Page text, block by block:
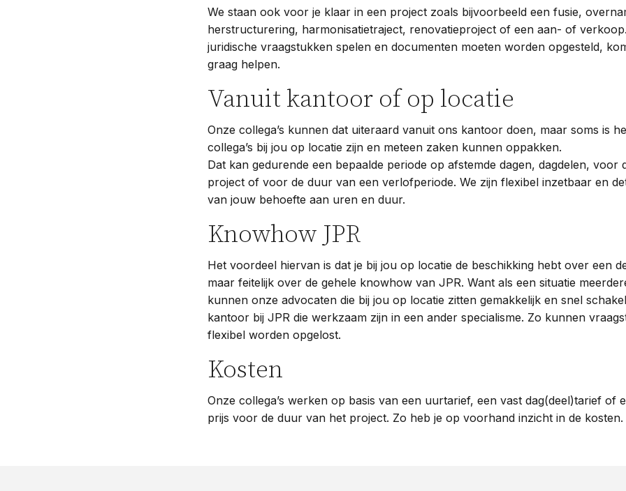
We staan ook voor je klaar in een project zoals bijvoorbeeld een fusie,
herstructurering, harmonisatietraject, renovatieproject of een aan- of
juridische vraagstukken spelen en documenten moeten worden opgesteld,
graag helpen.
Vanuit kantoor of op locatie
Onze collega’s kunnen dat uiteraard vanuit ons kantoor doen, maar soms is
collega’s bij jou op locatie zijn en meteen zaken kunnen oppakken.
Dat kan gedurende een bepaalde periode op afstemde dagen, dagdelen, voor
project of voor de duur van een verlofperiode. We zijn flexibel inzetbaar en
van jouw behoefte aan uren en duur.
Knowhow JPR
Het voordeel hiervan is dat je bij jou op locatie de beschikking hebt over een
maar feitelijk over de gehele knowhow van JPR. Want als een situatie
kunnen onze advocaten die bij jou op locatie zitten gemakkelijk en snel
kantoor bij JPR die werkzaam zijn in een ander specialisme. Zo kunnen
flexibel worden opgelost.
Kosten
Onze collega’s werken op basis van een uurtarief, een vast dag(deel)tarief of
prijs voor de duur van het project. Zo heb je op voorhand inzicht in de kosten.